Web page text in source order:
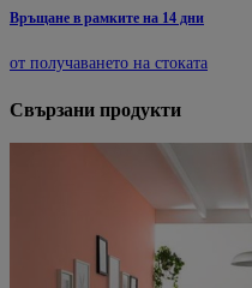
Връщане в рамките на 14 дни
от получаването на стоката
Свързани продукти